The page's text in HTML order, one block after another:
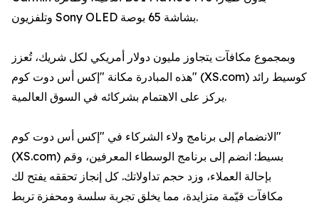
وتلفزيون Sony OLED بشاشة 65 بوصة.
وبمجموع مكافآت يتجاوز مليون دولار أمريكي لكل شريك، تُعزز
هذه المبادرة مكانة "إكس أس دوت كوم" (XS.com) كوسيط رائد
يركز على الاهتمام بشركائه في السوق العالمية.
الانضمام إلى برنامج ولاء الشركاء في "إكس أس دوت كوم"
(XS.com) بسيط: انضم إلى برنامج الوسطاء المعرفين، وقم
بإحالة العملاء، وزد حجم تداولاتك. كل إنجاز تحققه يفتح لك
مكافآت قيّمة متزايدة، مما يخلق تجربة سلسة ومحفزة تربط